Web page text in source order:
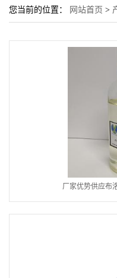
您当前的位置： 网站首页 >
厂家优势供应布